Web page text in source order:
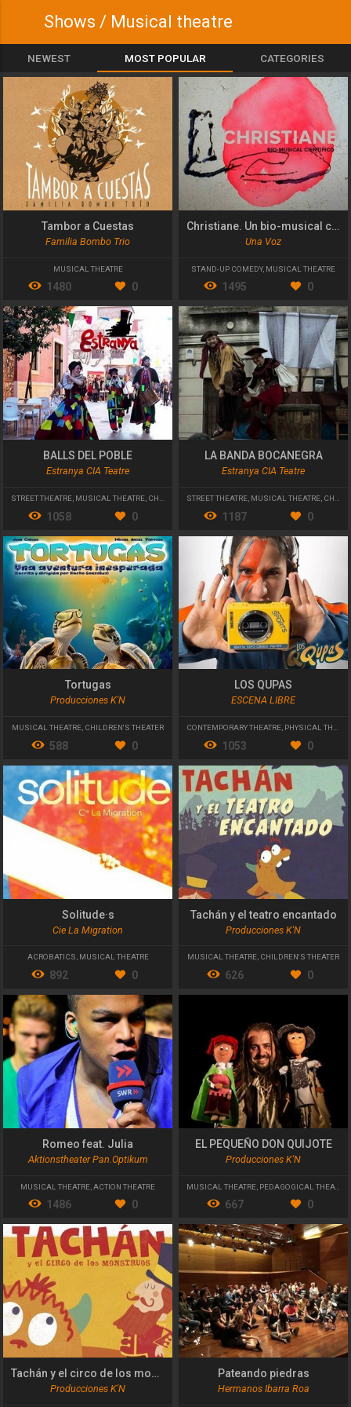
Shows / Musical theatre
NEWEST MOST POPULAR CATEGORIES
Tambor a Cuestas
Familia Bombo Trio
MUSICAL THEATRE
1480 0
Christiane. Un bio-musical científico
Una Voz
STAND-UP COMEDY, MUSICAL THEATRE
1495 0
BALLS DEL POBLE
Estranya CIA Teatre
STREET THEATRE MUSICAL THEATRE CHILDREN'S THEATER
1058 0
LA BANDA BOCANEGRA
Estranya CIA Teatre
STREET THEATRE MUSICAL THEATRE CHILDREN'S THEATER
1187 0
Tortugas
Producciones K'N
MUSICAL THEATRE CHILDREN'S THEATER
588 0
LOS QUPAS
ESCENA LIBRE
CONTEMPORARY THEATRE PHYSICAL THEATRE
1053 0
Solitude·s
Cie La Migration
ACROBATICS, MUSICAL THEATRE
892 0
Tachán y el teatro encantado
Producciones K'N
MUSICAL THEATRE, CHILDREN'S THEATER
626 0
Romeo feat. Julia
Aktionstheater Pan.Optikum
MUSICAL THEATRE ACTION THEATRE
1486 0
EL PEQUEÑO DON QUIJOTE
Producciones K'N
MUSICAL THEATRE PEDAGOGICAL THEATRE
667 0
Tachán y el circo de los monstruos
Producciones K'N
Pateando piedras
Hermanos Ibarra Roa